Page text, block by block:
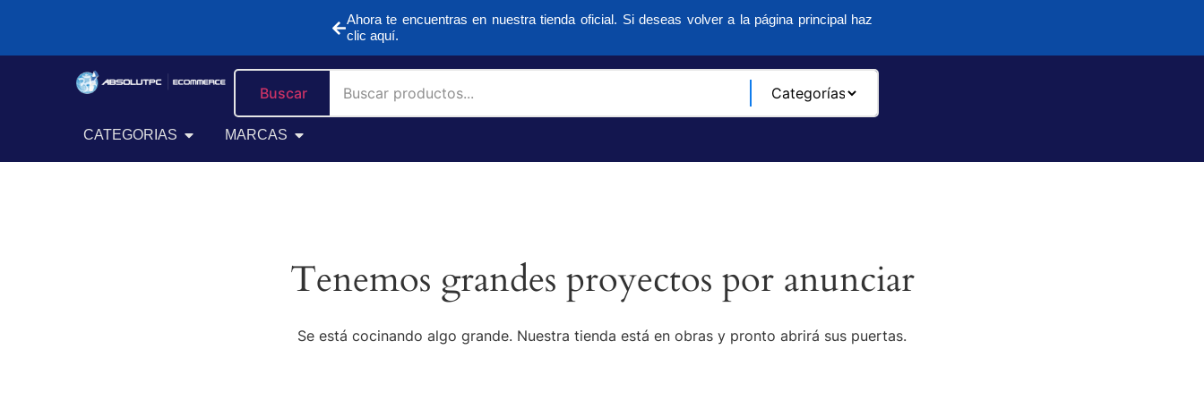
Ahora te encuentras en nuestra tienda oficial. Si deseas volver a la página principal haz
clic aquí.
CATEGORIAS MARCAS
Buscar
Tenemos grandes proyectos por anunciar
Se está cocinando algo grande. Nuestra tienda está en obras y pronto abrirá sus puertas.